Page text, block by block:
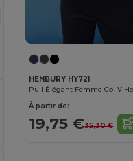
HENBURY HY721
À partir de:
19,75 €35,30 €